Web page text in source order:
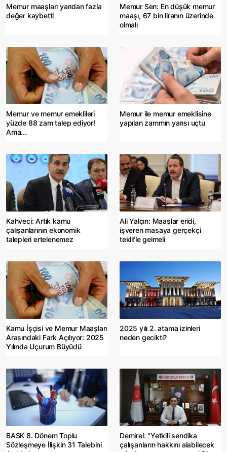
Memur maaşları yarıdan fazla
değer kaybetti
Memur Sen: En düşük memur
maaşı, 67 bin liranın üzerinde
olmalı
Memur ve memur emeklileri
yüzde 88 zam talep ediyor!
Ama...
Memur ile memur emeklisine
yapılan zammın yarısı uçtu
Kahveci: Artık kamu
çalışanlarının ekonomik
talepleri ertelenemez
Ali Yalçın: Maaşlar eridi,
işveren masaya gerçekçi
teklifle gelmeli
Kamu İşçisi ve Memur Maaşları
Arasındaki Fark Açılıyor: 2025
Yılında Uçurum Büyüdü
2025 yılı 2. atama izinleri
neden gecikti?
BASK 8. Dönem Toplu
Sözleşmeye İlişkin 31 Talebini
Demirel: "Yetkili sendika
çalışanların hakkını alabilecek